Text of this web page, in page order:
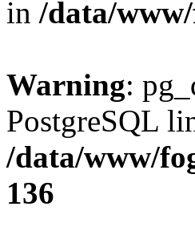
in /data/
Warning:
PostgreSQL
/data/www/
136